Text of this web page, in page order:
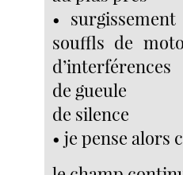
•
souffls de
d’interférences
de gueule
de silence
• je pense alors